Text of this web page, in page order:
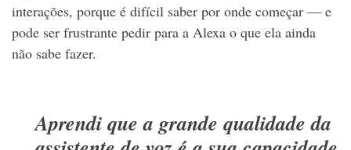
interações, porque é difícil saber por onde começar — e
pode ser frustrante pedir para a Alexa o que ela ainda
não sabe fazer.
Aprendi que a grande qualidade da